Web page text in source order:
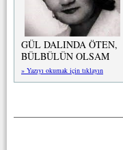
GÜL DALINDA ÖTEN,
BÜLBÜLÜN OLSAM
» Yazıyı okumak için tıklayın